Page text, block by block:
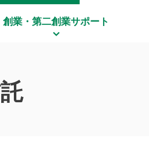
創業・第二創業サポート